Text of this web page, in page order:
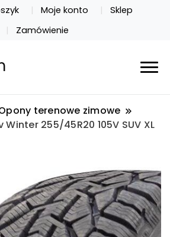
Moje konto
Sklep
Zamówienie
terenowe zimowe
255/45R20 105V SUV XL